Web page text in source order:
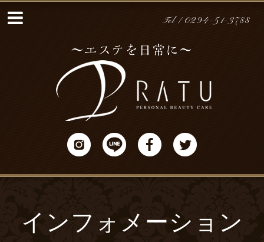
Tel / 0294-51-3788
インフォメーション